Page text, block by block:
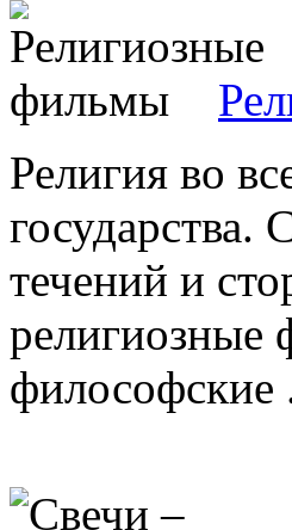
Религия во
государства.
течений и
религиозные
философские